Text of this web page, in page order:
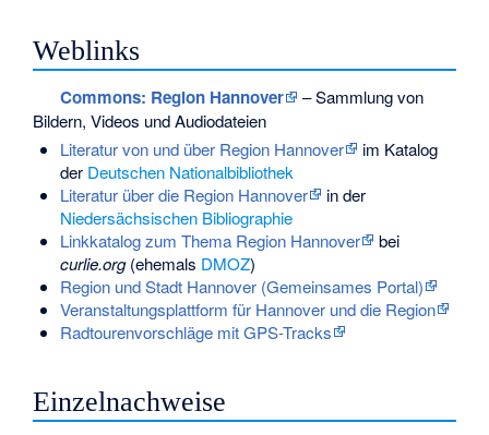
Weblinks
Commons: Region Hannover
– Sammlung von
Bildern, Videos und Audiodateien
Literatur von und über Region Hannover
im Katalog
der Deutschen Nationalbibliothek
Literatur über die Region Hannover
in der
Niedersächsischen Bibliographie
Linkkatalog zum Thema Region Hannover
bei
curlie.org(ehemals DMOZ)
Region und Stadt Hannover (Gemeinsames Portal)
Veranstaltungsplattform für Hannover und die Region
Radtourenvorschläge mit GPS-Tracks
Einzelnachweise